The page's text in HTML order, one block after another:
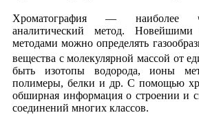
Хроматография — наиболее
аналитический метод. Новейшими
методами можно определять
вещества с молекулярной массой от
быть изотопы водорода, ионы
полимеры, белки и др. С помощью
обширная информация о строении и
соединений многих классов.